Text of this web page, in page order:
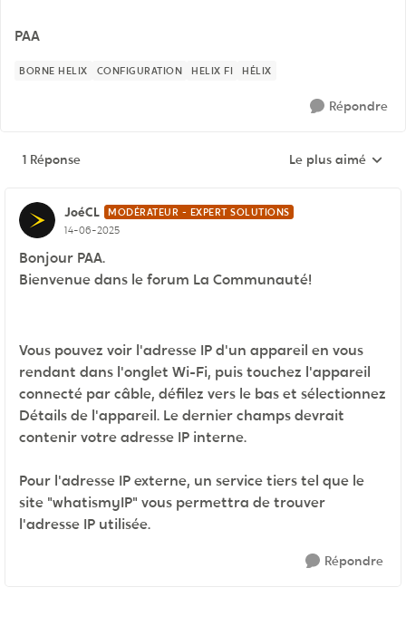
PAA
BORNE HELIX CONFIGURATION HELIX FI HÉLIX
Répondre
1 Réponse Réponses triées
Le plus aimé
JoéCL MODÉRATEUR - EXPERT SOLUTIONS
14-06-2025
Bonjour PAA.
Bienvenue dans le forum La Communauté!
Vous pouvez voir l'adresse IP d'un appareil en vous
rendant dans l'onglet Wi-Fi, puis touchez l'appareil
connecté par câble, défilez vers le bas et sélectionnez
Détails de l'appareil. Le dernier champs devrait
contenir votre adresse IP interne.
Pour l'adresse IP externe, un service tiers tel que le
site "whatismyIP" vous permettra de trouver
l'adresse IP utilisée.
Répondre